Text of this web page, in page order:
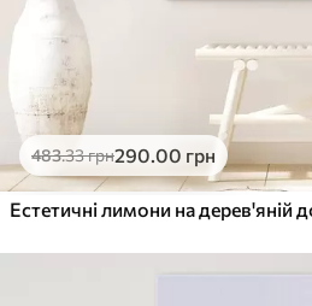
483.33грн290.00 грн